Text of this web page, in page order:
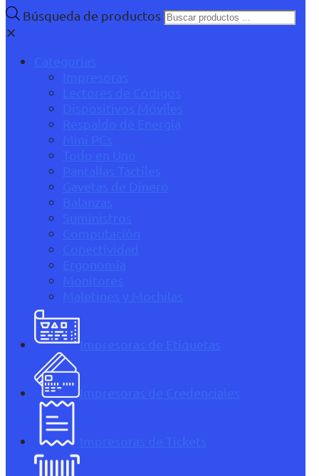
Búsqueda de productos
✕
Categorías
Impresoras
Lectores de Códigos
Dispositivos Móviles
Respaldo de Energía
Mini PCs
Todo en Uno
Pantallas Táctiles
Gavetas de Dinero
Balanzas
Suministros
Computación
Conectividad
Ergonomía
Monitores
Maletines y Mochilas
Impresoras de Etiquetas
Impresoras de Credenciales
Impresoras de Tickets